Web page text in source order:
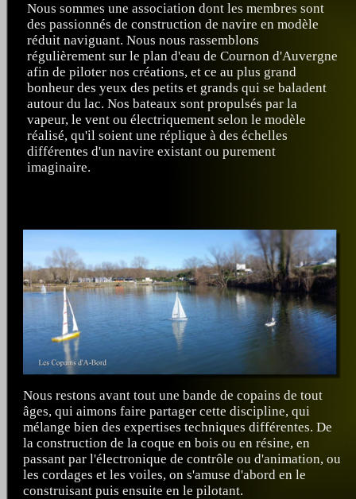
Nous sommes une association dont les membres sont
des passionnés de construction de navire en modèle
réduit naviguant. Nous nous rassemblons
régulièrement sur le plan d'eau de Cournon d'Auvergne
afin de piloter nos créations, et ce au plus grand
bonheur des yeux des petits et grands qui se baladent
autour du lac. Nos bateaux sont propulsés par la
vapeur, le vent ou électriquement selon le modèle
réalisé, qu'il soient une réplique à des échelles
différentes d'un navire existant ou purement
imaginaire.
Nous restons avant tout une bande de copains de tout
âges, qui aimons faire partager cette discipline, qui
mélange bien des expertises techniques différentes. De
la construction de la coque en bois ou en résine, en
passant par l'électronique de contrôle ou d'animation, ou
les cordages et les voiles, on s'amuse d'abord en le
construisant puis ensuite en le pilotant.